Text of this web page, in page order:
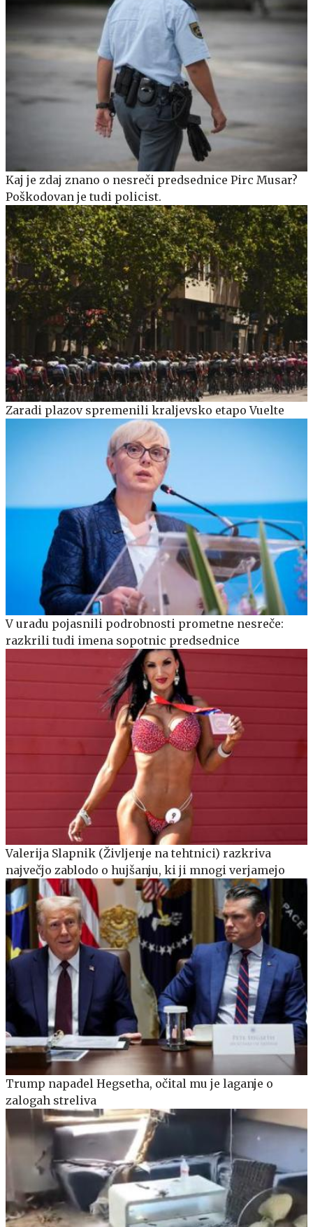
Kaj je zdaj znano o nesreči predsednice Pirc Musar?
Poškodovan je tudi policist.
Zaradi plazov spremenili kraljevsko etapo Vuelte
V uradu pojasnili podrobnosti prometne nesreče:
razkrili tudi imena sopotnic predsednice
Valerija Slapnik (Življenje na tehtnici) razkriva
največjo zablodo o hujšanju, ki ji mnogi verjamejo
Trump napadel Hegsetha, očital mu je laganje o
zalogah streliva